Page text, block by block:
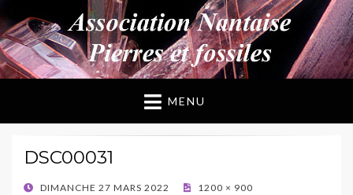
ANPF
Association Nantaise Pierres et Fossiles
MENU
DSC00031
POSTED
DIMANCHE 27 MARS 2022 1200 × 900